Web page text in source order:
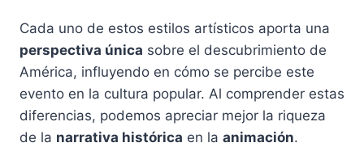
Cada uno de estos estilos artísticos aporta una
perspectiva única sobre el descubrimiento de
América, influyendo en cómo se percibe este
evento en la cultura popular. Al comprender estas
diferencias, podemos apreciar mejor la riqueza
de la narrativa histórica en la animación.